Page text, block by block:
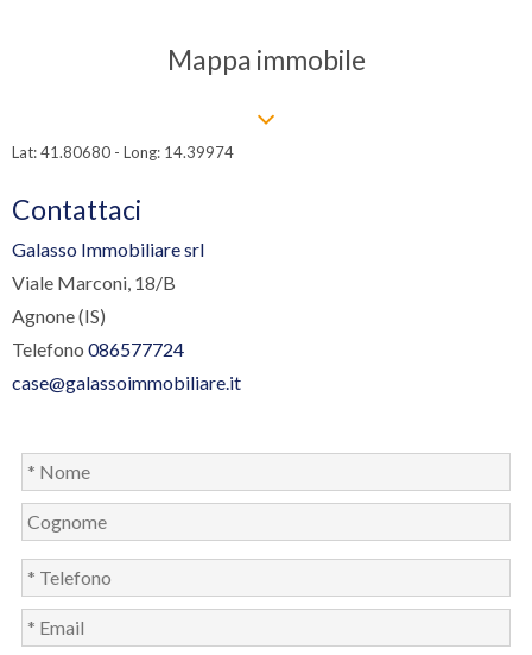
Mappa immobile
Lat: 41.80680 - Long: 14.39974
Contattaci
Galasso Immobiliare srl
Viale Marconi, 18/B
Agnone (IS)
Telefono 086577724
case@galassoimmobiliare.it